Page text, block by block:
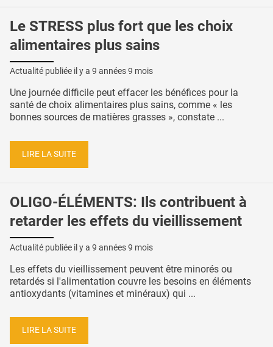
Le STRESS plus fort que les choix
alimentaires plus sains
Actualité publiée il y a 9 années 9 mois
Une journée difficile peut effacer les bénéfices pour la
santé de choix alimentaires plus sains, comme « les
bonnes sources de matières grasses », constate ...
LIRE LA SUITE
OLIGO-ÉLÉMENTS: Ils contribuent à
retarder les effets du vieillissement
Actualité publiée il y a 9 années 9 mois
Les effets du vieillissement peuvent être minorés ou
retardés si l'alimentation couvre les besoins en éléments
antioxydants (vitamines et minéraux) qui ...
LIRE LA SUITE